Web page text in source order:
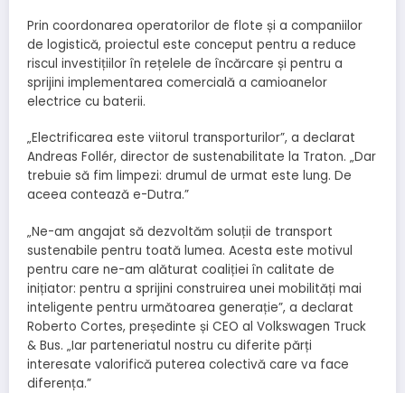
Prin coordonarea operatorilor de flote și a companiilor
de logistică, proiectul este conceput pentru a reduce
riscul investițiilor în rețelele de încărcare și pentru a
sprijini implementarea comercială a camioanelor
electrice cu baterii.
„Electrificarea este viitorul transporturilor”, a declarat
Andreas Follér, director de sustenabilitate la Traton. „Dar
trebuie să fim limpezi: drumul de urmat este lung. De
aceea contează e-Dutra.”
„Ne-am angajat să dezvoltăm soluții de transport
sustenabile pentru toată lumea. Acesta este motivul
pentru care ne-am alăturat coaliției în calitate de
inițiator: pentru a sprijini construirea unei mobilități mai
inteligente pentru următoarea generație”, a declarat
Roberto Cortes, președinte și CEO al Volkswagen Truck
& Bus. „Iar parteneriatul nostru cu diferite părți
interesate valorifică puterea colectivă care va face
diferența.”